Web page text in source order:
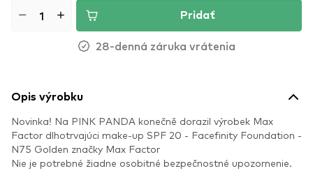
Pridať
28-denná záruka vrátenia
Opis výrobku
Novinka! Na PINK PANDA konečně dorazil výrobek Max
Factor dlhotrvajúci make-up SPF 20 - Facefinity Foundation -
N75 Golden značky Max Factor
Nie je potrebné žiadne osobitné bezpečnostné upozornenie.